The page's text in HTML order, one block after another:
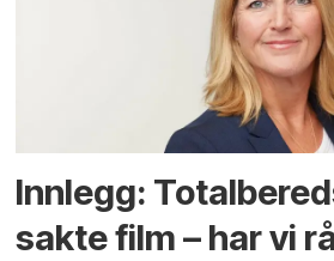
Innlegg:
sakte film – har vi